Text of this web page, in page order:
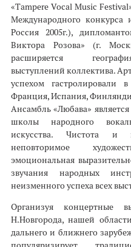
«Tampere Vocal Music
Международного конкурса
Россия 2005г.),
Виктора Розова» (г.
расширяется
выступлений коллектива.
успехом гастролировали
Франция, Испания,
Ансамбль «Любава»
школы народного
искусства. Чистота и
неповторимое
эмоциональная
звучания народных
неизменного успеха всех
Организуя концертные
Н.Новгорода, нашей
дальнего и ближнего